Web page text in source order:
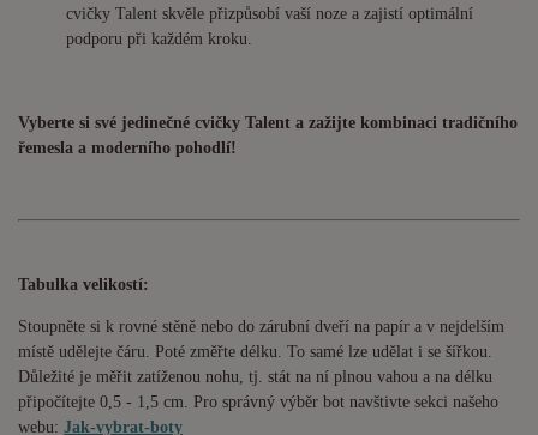
cvičky Talent skvěle přizpůsobí vaší noze a zajistí optimální
podporu při každém kroku.
Vyberte si své jedinečné cvičky Talent a zažijte kombinaci tradičního
řemesla a moderního pohodlí!
Tabulka velikostí:
Stoupněte si k rovné stěně nebo do zárubní dveří na papír a v nejdelším
místě udělejte čáru. Poté změřte délku. To samé lze udělat i se šířkou.
Důležité je měřit zatíženou nohu, tj. stát na ní plnou vahou a na délku
připočítejte 0,5 - 1,5 cm. Pro správný výběr bot navštivte sekci našeho
webu: Jak-vybrat-boty